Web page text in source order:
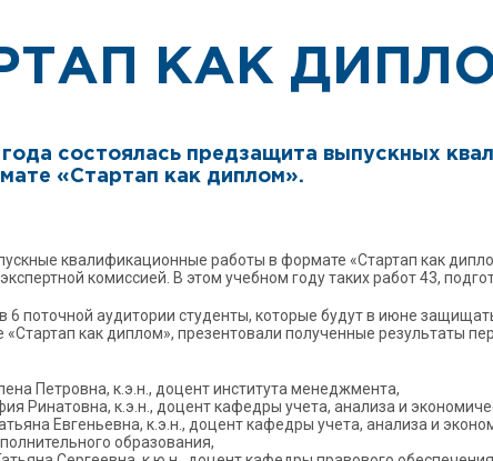
КАК
состоялась предзащита выпускных
«Стартап как диплом».
квалификационные работы в формате «Стартап как
комиссией. В этом учебном году таких работ 43,
6 поточной аудитории студенты, которые будут в июне
как диплом», презентовали полученные результаты
Петровна, к.э.н., доцент института менеджмента,
Ринатовна, к.э.н., доцент кафедры учета, анализа и
Евгеньевна, к.э.н., доцент кафедры учета, анализа и
образования,